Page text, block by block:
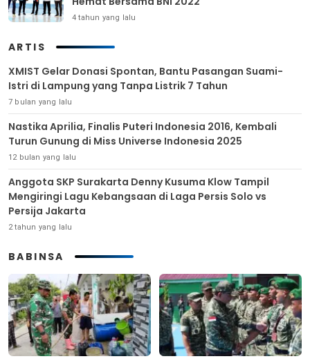
4 tahun yang lalu
ARTIS
XMIST Gelar Donasi Spontan, Bantu Pasangan Suami-
Istri di Lampung yang Tanpa Listrik 7 Tahun
7 bulan yang lalu
Nastika Aprilia, Finalis Puteri Indonesia 2016, Kembali
Turun Gunung di Miss Universe Indonesia 2025
12 bulan yang lalu
Anggota SKP Surakarta Denny Kusuma Klow Tampil
Mengiringi Lagu Kebangsaan di Laga Persis Solo vs
Persija Jakarta
2 tahun yang lalu
BABINSA